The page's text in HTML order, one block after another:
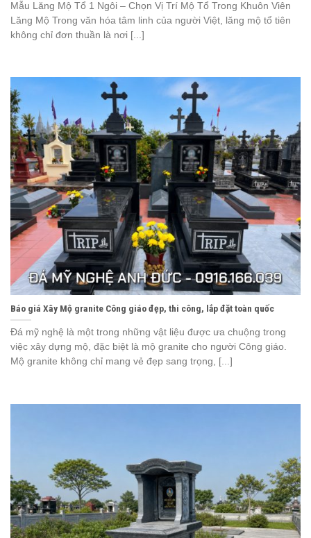
Mẫu Lăng Mộ Tổ 1 Ngôi – Chọn Vị Trí Mộ Tổ Trong Khuôn Viên
Lăng Mộ Trong văn hóa tâm linh của người Việt, lăng mộ tổ tiên
không chỉ đơn thuần là nơi [...]
Báo giá Xây Mộ granite Công giáo đẹp, thi công, lắp đặt toàn quốc
Đá mỹ nghệ là một trong những vật liệu được ưa chuộng trong
việc xây dựng mộ, đặc biệt là mộ granite cho người Công giáo.
Mộ granite không chỉ mang vẻ đẹp sang trọng, [...]